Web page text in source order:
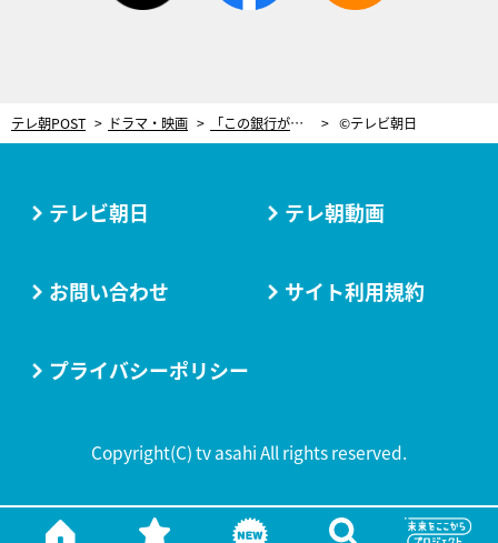
テレ朝POST ドラマ・映画 「この銀行が、お父さんを殺したんだ」―高橋克典と夏菜、寺田心のため奔走 ©テレビ朝日
テレビ朝日 テレ朝動画
お問い合わせ サイト利用規約
プライバシーポリシー
Copyright(C) tv asahi All rights reserved.